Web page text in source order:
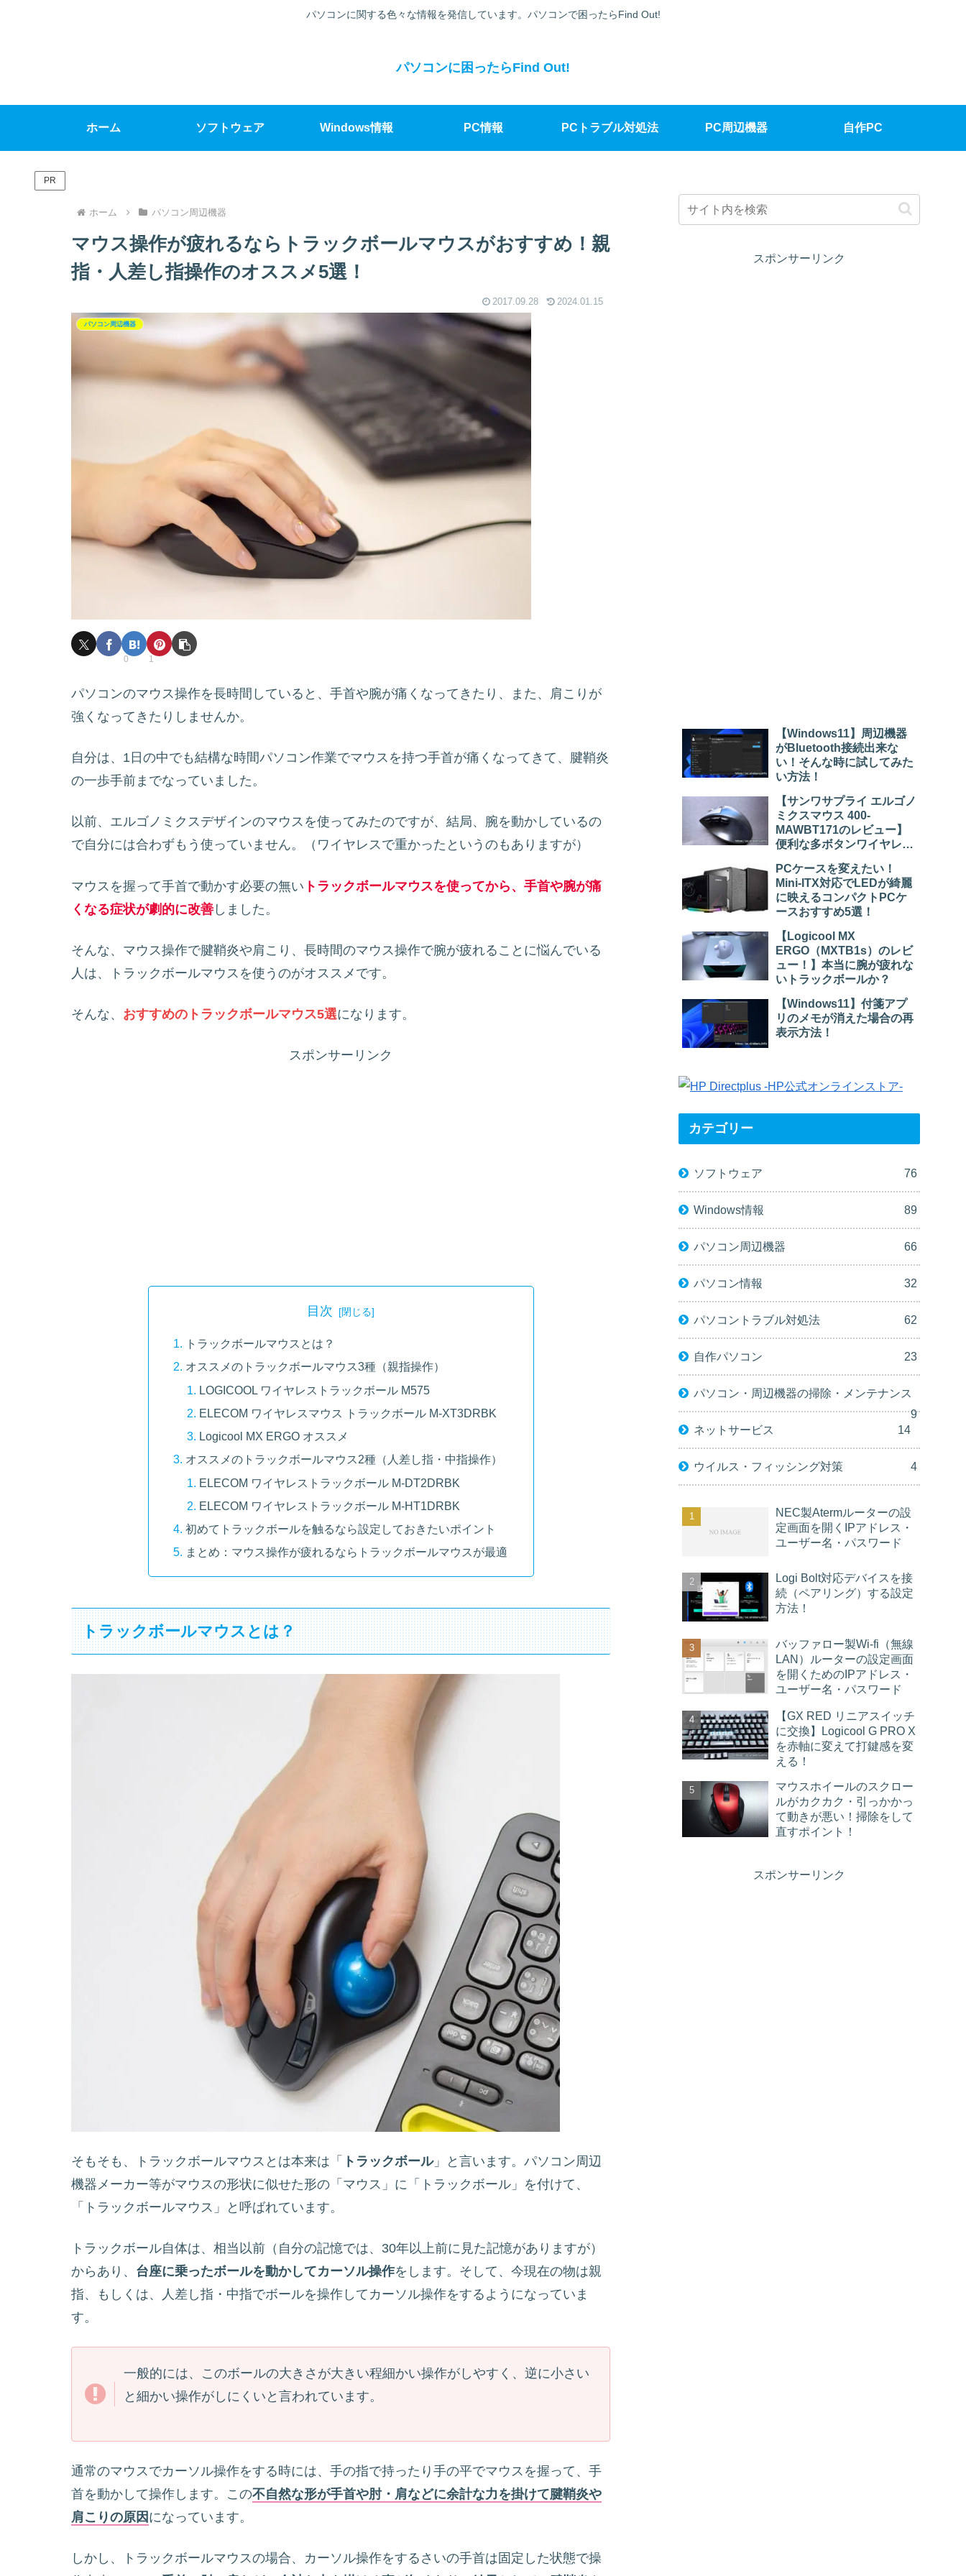
パソコンに関する色々な情報を発信しています。パソコンで困ったらFind Out!
パソコンに困ったらFind Out!
ホーム ソフトウェア Windows情報 PC情報 PCトラブル対処法 PC周辺機器 自作PC
PR
ホーム パソコン周辺機器
マウス操作が疲れるならトラックボールマウスがおすすめ！親
指・人差し指操作のオススメ5選！
2017.09.28 2024.01.15
パソコン周辺機器
0 1
パソコンのマウス操作を長時間していると、手首や腕が痛くなってきたり、また、肩こりが
強くなってきたりしませんか。
自分は、1日の中でも結構な時間パソコン作業でマウスを持つ手首が痛くなってきて、腱鞘炎
の一歩手前までなっていました。
以前、エルゴノミクスデザインのマウスを使ってみたのですが、結局、腕を動かしているの
で自分には合わずもう使っていません。（ワイヤレスで重かったというのもありますが）
マウスを握って手首で動かす必要の無い トラックボールマウスを使ってから、手首や腕が痛
くなる症状が劇的に改善 しました。
そんな、マウス操作で腱鞘炎や肩こり、長時間のマウス操作で腕が疲れることに悩んでいる
人は、トラックボールマウスを使うのがオススメです。
そんな、 おすすめのトラックボールマウス5選になります。
スポンサーリンク
目次
トラックボールマウスとは？
オススメのトラックボールマウス3種（親指操作）
LOGICOOL ワイヤレストラックボール M575
ELECOM ワイヤレスマウス トラックボール M-XT3DRBK
Logicool MX ERGO オススメ
オススメのトラックボールマウス2種（人差し指・中指操作）
ELECOM ワイヤレストラックボール M-DT2DRBK
ELECOM ワイヤレストラックボール M-HT1DRBK
初めてトラックボールを触るなら設定しておきたいポイント
まとめ：マウス操作が疲れるならトラックボールマウスが最適
トラックボールマウスとは？
そもそも、トラックボールマウスとは本来は「 トラックボール」と言います。パソコン周辺
機器メーカー等がマウスの形状に似せた形の「マウス」に「トラックボール」を付けて、
「トラックボールマウス」と呼ばれています。
トラックボール自体は、相当以前（自分の記憶では、30年以上前に見た記憶がありますが）
からあり、 台座に乗ったボールを動かしてカーソル操作をします。そして、今現在の物は親
指、もしくは、人差し指・中指でボールを操作してカーソル操作をするようになっていま
す。
一般的には、このボールの大きさが大きい程細かい操作がしやすく、逆に小さい
と細かい操作がしにくいと言われています。
通常のマウスでカーソル操作をする時には、手の指で持ったり手の平でマウスを握って、手
首を動かして操作します。この不自然な形が手首や肘・肩などに余計な力を掛けて腱鞘炎や
肩こりの原因 になっています。
しかし、トラックボールマウスの場合、カーソル操作をするさいの手首は固定した状態で操
スポンサーリンク
【Windows11】周辺機器
がBluetooth接続出来な
い！そんな時に試してみた
い方法！
【サンワサプライ エルゴノ
ミクスマウス 400-
MAWBT171のレビュー】
便利な多ボタンワイヤレス
PCケースを変えたい！
Mini-ITX対応でLEDが綺麗
に映えるコンパクトPCケ
ースおすすめ5選！
【Logicool MX
ERGO（MXTB1s）のレビ
ュー！】本当に腕が疲れな
いトラックボールか？
【Windows11】付箋アプ
リのメモが消えた場合の再
表示方法！
カテゴリー
ソフトウェア 76
Windows情報 89
パソコン周辺機器 66
パソコン情報 32
パソコントラブル対処法 62
自作パソコン 23
パソコン・周辺機器の掃除・メンテナンス
9
ネットサービス
14
ウイルス・フィッシング対策 4
NEC製Atermルーターの設
定画面を開くIPアドレス・
ユーザー名・パスワード
Logi Bolt対応デバイスを接
続（ペアリング）する設定
方法！
バッファロー製Wi-fi（無線
LAN）ルーターの設定画面
を開くためのIPアドレス・
ユーザー名・パスワード
【GX RED リニアスイッチ
に交換】Logicool G PRO X
を赤軸に変えて打鍵感を変
える！
マウスホイールのスクロー
ルがカクカク・引っかかっ
て動きが悪い！掃除をして
直すポイント！
スポンサーリンク